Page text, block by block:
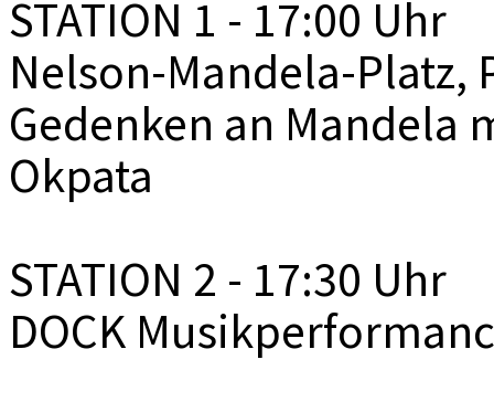
STATION 1 - 17:00 Uhr
Nelson-Mandela-Platz,
Gedenken an Mandela
Okpata
STATION 2 - 17:30 Uhr
DOCK